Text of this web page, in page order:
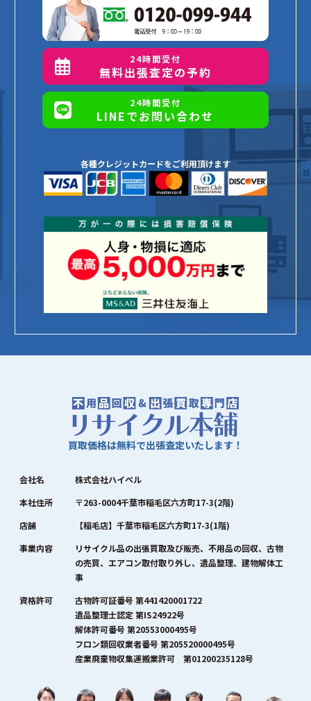
24時間受付
無料出張査定の予約
24時間受付
LINEでお問い合わせ
各種クレジットカードをご利用頂けます
買取価格は無料で出張査定いたします！
会社名
株式会社ハイペル
本社住所
〒263-0004千葉市稲毛区六方町17-3(2階)
店舗
【稲毛店】千葉市稲毛区六方町17-3(1階)
事業内容
リサイクル品の出張買取及び販売、不用品の回収、古物
の売買、エアコン取付取り外し、遺品整理、建物解体工
事
資格許可
古物許可証番号 第441420001722
遺品整理士認定 第IS24922号
解体許可番号 第20553000495号
フロン類回収業者番号 第205520000495号
産業廃棄物収集運搬業許可 第01200235128号